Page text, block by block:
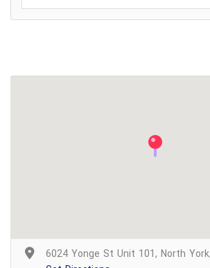
6024 Yonge St Unit 101, North